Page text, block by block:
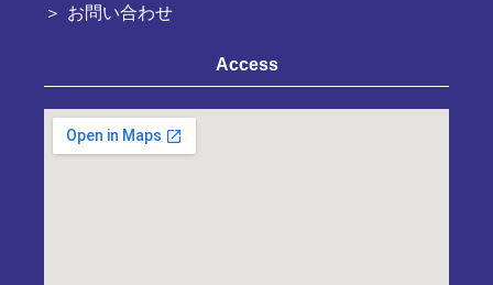
お問い合わせ
Access